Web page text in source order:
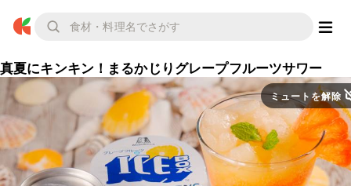
真夏にキンキン！まるかじりグレープフルーツサワー
ミュートを解除